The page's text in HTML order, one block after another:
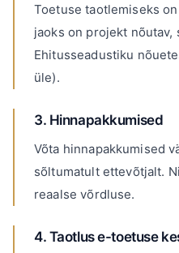
Toetuse taotlemiseks
jaoks on projekt
Ehitusseadustiku
üle).
3. Hinnapakkumised
Võta hinnapakkumised
sõltumatult ettevõtjalt.
reaalse võrdluse.
4. Taotlus e-toetuse